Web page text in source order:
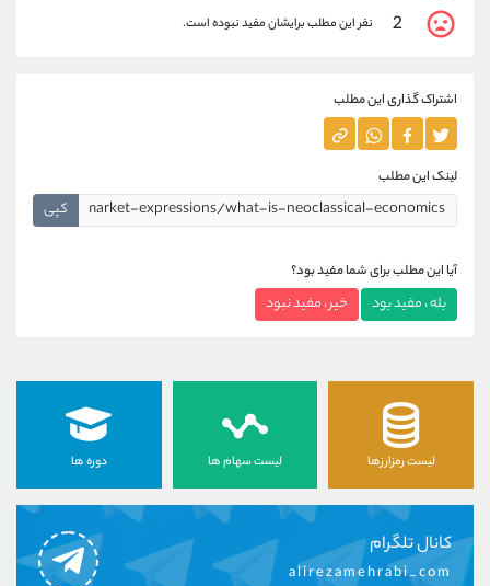
2 نفر این مطلب برایشان مفید نبوده است.
اشتراک گذاری این مطلب
لینک این مطلب
کپی
آیا این مطلب برای شما مفید بود؟
بله ، مفید بود خیر ، مفید نبود
لیست رمزارزها لیست سهام ها دوره ها
کانال تلگرام
alirezamehrabi_com